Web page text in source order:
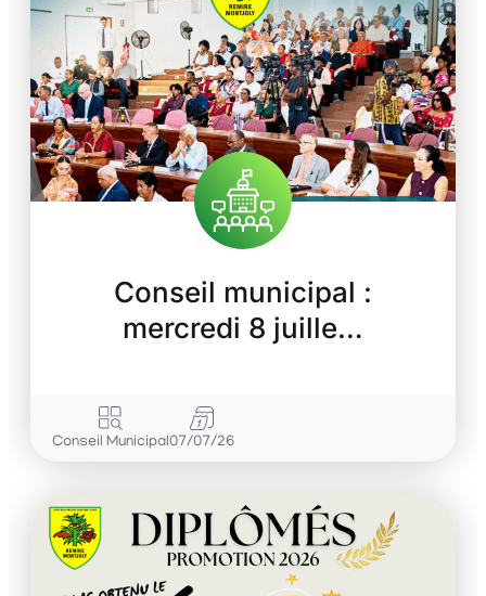
Conseil municipal :
mercredi 8 juille…
Conseil Municipal07/07/26